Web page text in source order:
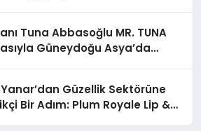
Tuna Abbasoğlu MR. TUNA
Güneydoğu Asya’da
Güzellik Sektörüne
Bir Adım: Plum Royale Lip &